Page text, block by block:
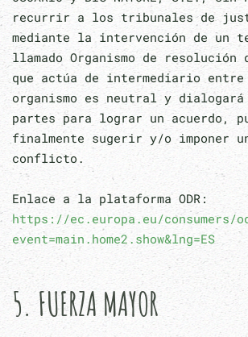
recurrir a los tribunales de
mediante la intervención de un
llamado Organismo de
que actúa de intermediario entre
organismo es neutral y dialogará
partes para lograr un acuerdo,
finalmente sugerir y/o imponer
conflicto.
Enlace a la plataforma ODR:
https://ec.europa.eu/consumers/
event=main.home2.show&lng=ES
5. FUERZA MAYOR